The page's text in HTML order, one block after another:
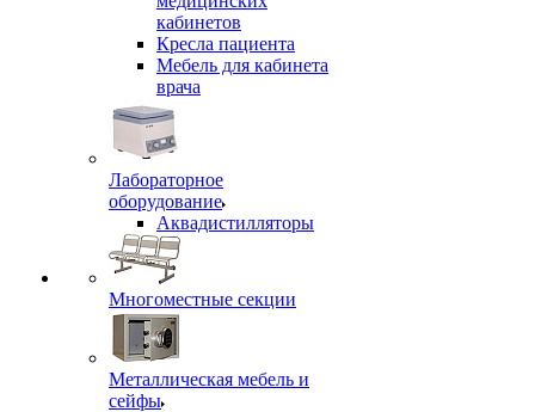
кабинетов
Кресла пациента
Мебель для кабинета
врача
Лабораторное
оборудование
Аквадистилляторы
Многоместные секции
Металлическая мебель и
сейфы